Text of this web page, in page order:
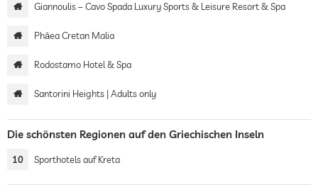
Giannoulis – Cavo Spada Luxury Sports & Leisure Resort & Spa
Phāea Cretan Malia
Rodostamo Hotel & Spa
Santorini Heights | Adults only
Die schönsten Regionen auf den Griechischen Inseln
10 Sporthotels auf Kreta